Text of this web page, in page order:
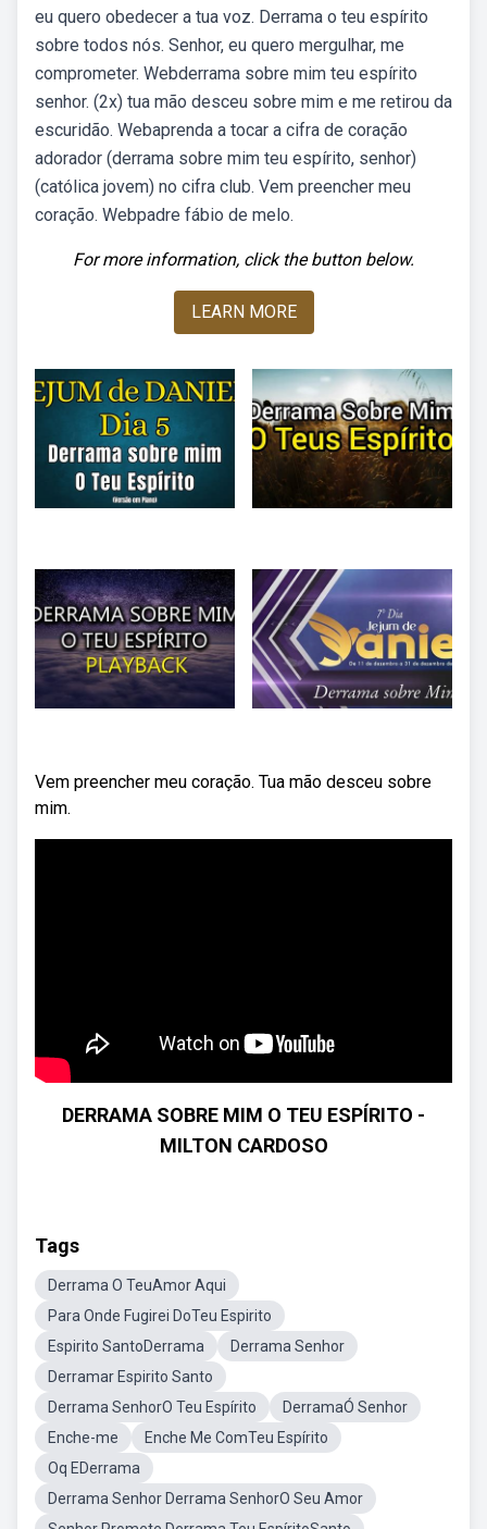
eu quero obedecer a tua voz. Derrama o teu espírito
sobre todos nós. Senhor, eu quero mergulhar, me
comprometer. Webderrama sobre mim teu espírito
senhor. (2x) tua mão desceu sobre mim e me retirou da
escuridão. Webaprenda a tocar a cifra de coração
adorador (derrama sobre mim teu espírito, senhor)
(católica jovem) no cifra club. Vem preencher meu
coração. Webpadre fábio de melo.
For more information, click the button below.
LEARN MORE
Vem preencher meu coração. Tua mão desceu sobre
mim.
DERRAMA SOBRE MIM O TEU ESPÍRITO -
MILTON CARDOSO
Tags
Derrama O TeuAmor Aqui
Para Onde Fugirei DoTeu Espirito
Espirito SantoDerrama
Derrama Senhor
Derramar Espirito Santo
Derrama SenhorO Teu Espírito
DerramaÓ Senhor
Enche-me
Enche Me ComTeu Espírito
Oq EDerrama
Derrama Senhor Derrama SenhorO Seu Amor